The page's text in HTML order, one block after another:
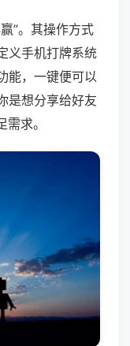
”。其操作方式
义手机打牌系统
能，一键便可以
是想分享给好友
求。